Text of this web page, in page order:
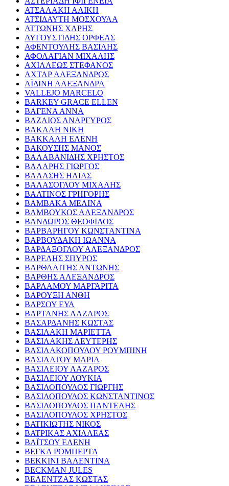
ΑΤΣΑΛΑΚΗ ΑΛΙΚΗ
ΑΤΣΙΔΑΥΤΗ ΜΟΣΧΟΥΛΑ
ΑΤΤΩΝΗΣ ΧΑΡΗΣ
ΑΥΓΟΥΣΤΙΔΗΣ ΟΡΦΕΑΣ
ΑΦΕΝΤΟΥΛΗΣ ΒΑΣΙΛΗΣ
ΑΦΟΛΑΓΙΑΝ ΜΙΧΑΛΗΣ
ΑΧΙΛΛΕΩΣ ΣΤΕΦΑΝΟΣ
ΑΧΤΑΡ ΑΛΕΞΑΝΔΡΟΣ
ΑΪΔΙΝΗ ΑΛΕΞΑΝΔΡΑ
VALLEJO MARCELO
BARKEY GRACE ELLEN
ΒΑΓΕΝΑ ΑΝΝΑ
ΒΑΖΑΙΟΣ ΑΝΑΡΓΥΡΟΣ
ΒΑΚΑΛΗ ΝΙΚΗ
ΒΑΚΚΑΛΗ ΕΛΕΝΗ
ΒΑΚΟΥΣΗΣ ΜΑΝΟΣ
ΒΑΛΑΒΑΝΙΔΗΣ ΧΡΗΣΤΟΣ
ΒΑΛΑΡΗΣ ΓΙΩΡΓΟΣ
ΒΑΛΑΣΗΣ ΗΛΙΑΣ
ΒΑΛΑΣΟΓΛΟΥ ΜΙΧΑΛΗΣ
ΒΑΛΤΙΝΟΣ ΓΡΗΓΟΡΗΣ
ΒΑΜΒΑΚΑ ΜΕΛΙΝΑ
ΒΑΜΒΟΥΚΟΣ ΑΛΕΞΑΝΔΡΟΣ
ΒΑΝΔΩΡΟΣ ΘΕΟΦΙΛΟΣ
ΒΑΡΒΑΡΗΓΟΥ ΚΩΝΣΤΑΝΤΙΝΑ
ΒΑΡΒΟΥΔΑΚΗ ΙΩΑΝΝΑ
ΒΑΡΔΑΞΟΓΛΟΥ ΑΛΕΞΑΝΔΡΟΣ
ΒΑΡΕΛΗΣ ΣΠΥΡΟΣ
ΒΑΡΘΑΛΙΤΗΣ ΑΝΤΩΝΗΣ
ΒΑΡΘΗΣ ΑΛΕΞΑΝΔΡΟΣ
ΒΑΡΛΑΜΟΥ ΜΑΡΓΑΡΙΤΑ
ΒΑΡΟΥΞΗ ΑΝΘΗ
ΒΑΡΣΟΥ ΕΥΑ
ΒΑΡΤΑΝΗΣ ΛΑΖΑΡΟΣ
ΒΑΣΑΡΔΑΝΗΣ ΚΩΣΤΑΣ
ΒΑΣΙΛΑΚΗ ΜΑΡΙΕΤΤΑ
ΒΑΣΙΛΑΚΗΣ ΛΕΥΤΕΡΗΣ
ΒΑΣΙΛΑΚΟΠΟΥΛΟΥ ΡΟΥΜΠΙΝΗ
ΒΑΣΙΛΑΤΟΥ ΜΑΡΙΑ
ΒΑΣΙΛΕΙΟΥ ΛΑΖΑΡΟΣ
ΒΑΣΙΛΕΙΟΥ ΛΟΥΚΙΑ
ΒΑΣΙΛΟΠΟΥΛΟΣ ΓΙΩΡΓΗΣ
ΒΑΣΙΛΟΠΟΥΛΟΣ ΚΩΝΣΤΑΝΤΙΝΟΣ
ΒΑΣΙΛΟΠΟΥΛΟΣ ΠΑΝΤΕΛΗΣ
ΒΑΣΙΛΟΠΟΥΛΟΣ ΧΡΗΣΤΟΣ
ΒΑΤΙΚΙΩΤΗΣ ΝΙΚΟΣ
ΒΑΤΡΙΚΑΣ ΑΧΙΛΛΕΑΣ
ΒΑΪΤΣΟΥ ΕΛΕΝΗ
ΒΕΓΚΑ ΡΟΜΠΕΡΤΑ
ΒΕΚΚΙΝΙ ΒΑΛΕΝΤΙΝΑ
BECKMAN JULES
ΒΕΛΕΝΤΖΑΣ ΚΩΣΤΑΣ